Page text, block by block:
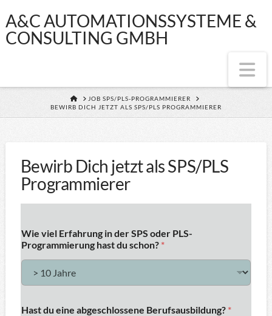
A&C
&
CONSULTING
GMBH
A&C AUTOMATIONSSYSTEME &
CONSULTING GMBH
HOMEJOB SPS/PLS-PROGRAMMIERER
BEWIRB DICH JETZT ALS SPS/PLS PROGRAMMIERER
Bewirb Dich jetzt als SPS/PLS
Programmierer
Wie viel Erfahrung in der SPS oder PLS-
Programmierung hast du schon? *
Hast du eine abgeschlossene Berufsausbildung? *